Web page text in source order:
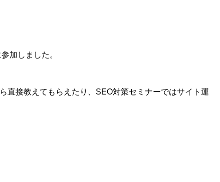
加しました。
直接教えてもらえたり、SEO対策セミナーではサイト運